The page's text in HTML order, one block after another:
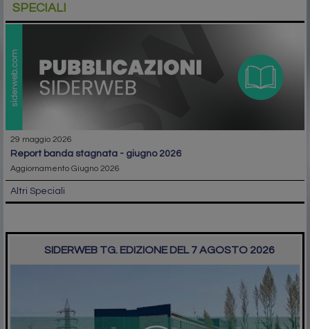
SPECIALI
29 maggio 2026
report banda stagnata - giugno 2026
Aggiornamento Giugno 2026
Altri Speciali
SIDERWEB TG. EDIZIONE DEL 7 AGOSTO 2026